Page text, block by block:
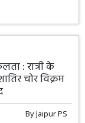
: रात्री के
चोर विक्रम
ByJaipur PS